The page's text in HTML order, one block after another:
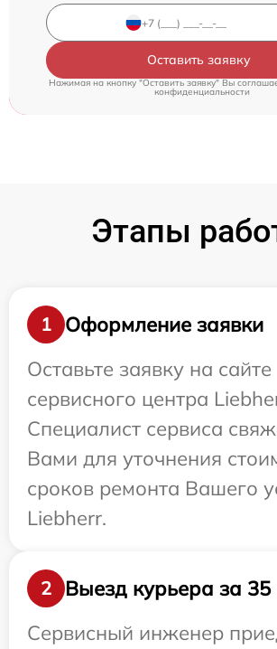
Оставить заявку
Нажимая на кнопку "Оставить заявку" Вы
конфиденциальности
Этапы
1
Оформление заявки
Оставьте заявку на сайте
сервисного центра
Специалист сервиса
Вами для уточнения
сроков ремонта Вашего
Liebherr.
2
Выезд курьера за 35
Сервисный инженер